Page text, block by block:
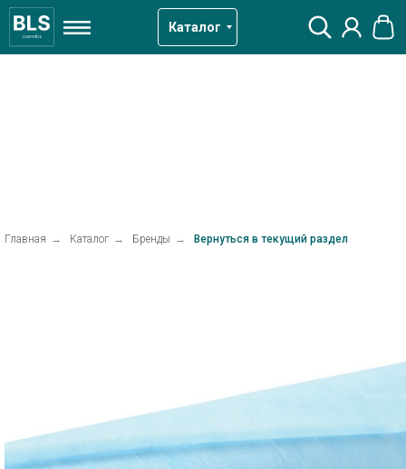
Каталог
Главная → Каталог → Бренды → Вернуться в текущий раздел